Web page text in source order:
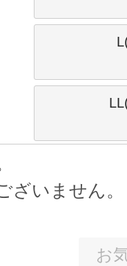
ざいません。
お